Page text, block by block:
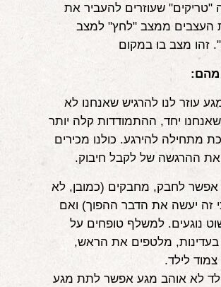
"טריקים" שעוזרים להעביר את
העצבים ממצב "לחץ" למצב
זהו מצב בו במקום
עוזר לנו להרגיש שאנחנו לא
יחד, ההתמודדות קלה יותר
מתחילה להירגע. כולנו מכירים
ההרגשה של לקבל חיבוק.
לחבק, מחבקים (כמובן, לא
זה יעשה את הדבר ההפוך) ואם
נוגעים. למשלף טופחים על
מלטפים את הראש,
צמוד לילד.
לא אוהב מגע אפשר לתת מגע